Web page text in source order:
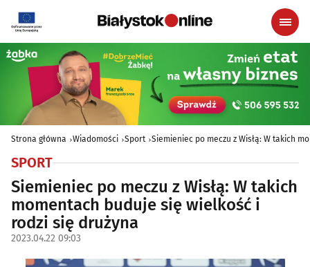
Strona główna Wiadomości Sport Siemieniec po meczu z Wisłą: W takich
SPORT
Siemieniec po meczu z Wisłą: W takich
momentach buduje się wielkość i
rodzi się drużyna
2023.04.22 09:03